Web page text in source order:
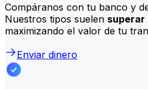
Compáranos con tu banco y
Nuestros tipos suelen superar
maximizando el valor de tu
Enviar dinero